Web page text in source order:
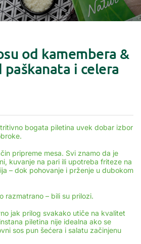
od kamembera &
i celera
bogata piletina uvek dobar izbor
pripreme mesa. Svi znamo da je
kuvanje na pari ili upotreba friteze na
– dok pohovanje i prženje u dubokom
razmatrano – bili su prilozi.
jak prilog svakako utiče na kvalitet
piletina nije idealna ako se
sos pun šećera i salatu začinjenu